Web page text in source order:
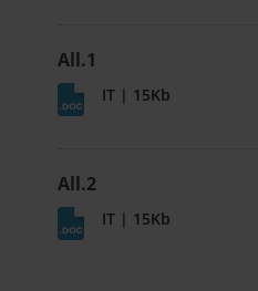
All.1
IT | 15Kb
All.2
IT | 15Kb